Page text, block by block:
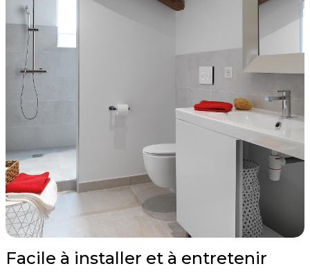
Facile à installer et à entretenir